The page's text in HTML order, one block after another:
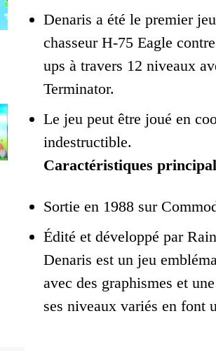
Denaris a été le premier
chasseur H-75 Eagle
ups à travers 12 niveaux
Terminator.
Le jeu peut être joué en
indestructible.
Caractéristiques
Sortie en 1988 sur
Édité et développé par
Denaris est un jeu
avec des graphismes et
ses niveaux variés en font